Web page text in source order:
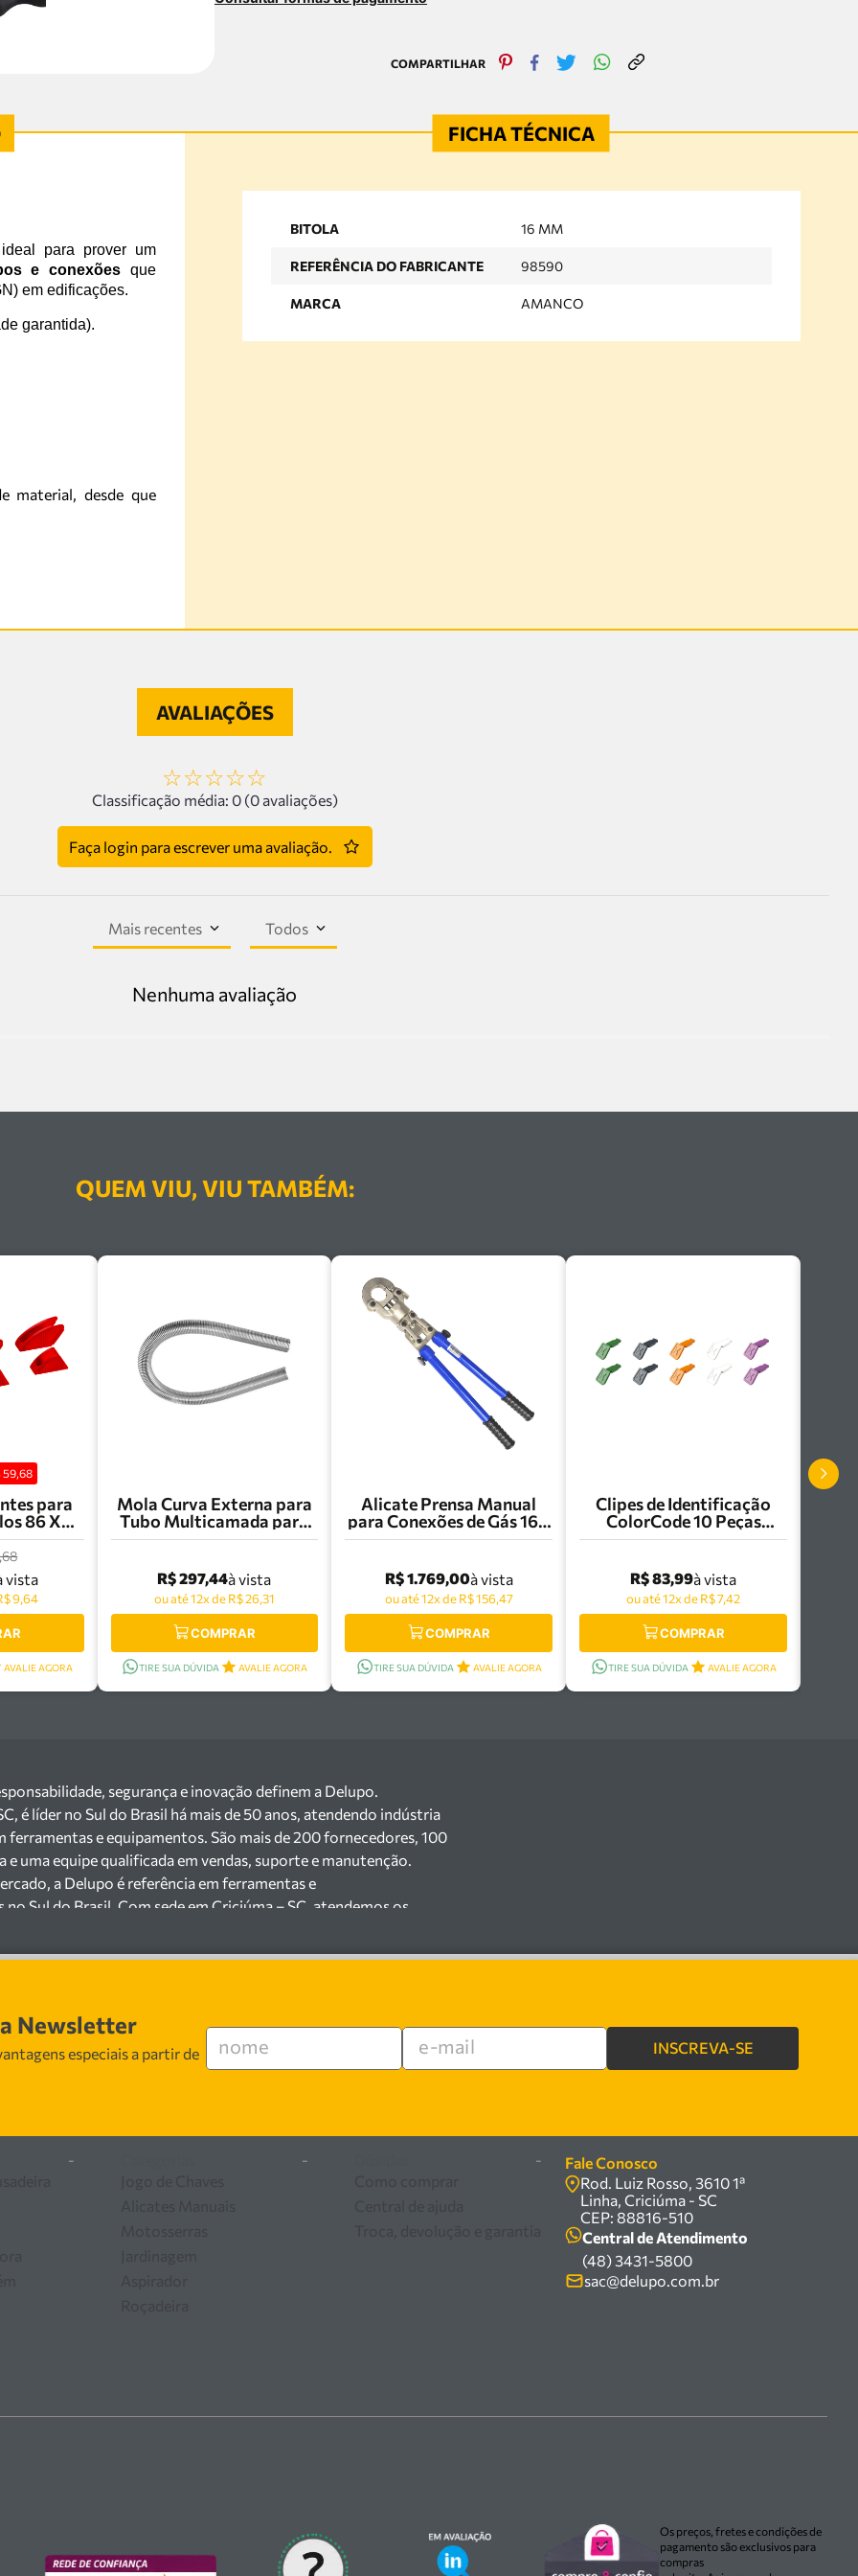
para prover um
e conexõesque
em edificações.
garantida).
material, desde que
BITOLA 16 MM
REFERÊNCIA DO FABRICANTE 98590
MARCA AMANCO
AVALIAÇÕES
☆☆☆☆☆
Classificação média: 0 (0 avaliações)
Faça login para escrever uma avaliação.
Mais recentes Todos
Nenhuma avaliação
QUEM VIU, VIU TAMBÉM:
59,68
para
86 XX
Knipex -
vista
9,64
AVALIE AGORA
Mola Curva Externa para
Tubo Multicamada para
Gás 16mm Amanco -
R$ 297,44à vista
ou até 12x de R$ 26,31
COMPRAR
TIRE SUA DÚVIDA AVALIE AGORA
Alicate Prensa Manual
para Conexões de Gás 16 a
32mm Amanco - 97661
R$ 1.769,00à vista
ou até 12x de R$ 156,47
COMPRAR
TIRE SUA DÚVIDA AVALIE AGORA
Clipes de Identificação
ColorCode 10 Peças
Knipex - 00 61 10 C V02
R$ 83,99à vista
ou até 12x de R$ 7,42
COMPRAR
TIRE SUA DÚVIDA AVALIE AGORA
segurança e inovação definem a Delupo.
é líder no Sul do Brasil há mais de 50 anos, atendendo indústria
ferramentas e equipamentos. São mais de 200 fornecedores, 100
uma equipe qualificada em vendas, suporte e manutenção.
a Delupo é referência em ferramentas e
Sul do Brasil. Com sede em Criciúma – SC, atendemos os
200 fornecedores parceiros e um estoque com mais de
mineradoras e siderúrgicas.
especializada em vendas, suporte técnico e
inovação e qualidade em cada atendimento. Encontre
Newsletter
especiais a partir de INSCREVA-SE
-
-
-
Fale Conosco
Rod. Luiz Rosso, 3610 1ª
Linha, Criciúma - SC
CEP: 88816-510
Central de Atendimento
(48) 3431-5800
sac@delupo.com.br
Os preços, fretes e condições de
pagamento são exclusivos para
compras